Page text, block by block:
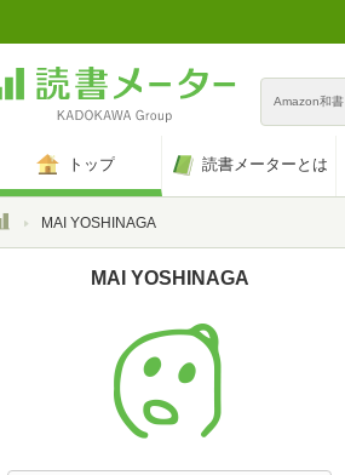
Amazon和書
トップ 読書メーターとは
トップMAI YOSHINAGA
MAI YOSHINAGA